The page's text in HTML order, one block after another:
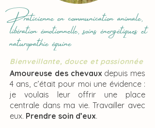
Praticienne en communication animale,
libération émotionnelle, soins énergétiques et
naturopathie équine
Bienveillante, douce et passionnée
Amoureuse des chevaux depuis mes
4 ans, c’était pour moi une évidence :
je voulais leur offrir une place
centrale dans ma vie. Travailler avec
eux. Prendre soin d’eux.